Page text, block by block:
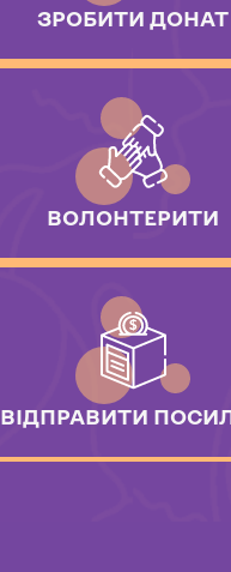
ЗРОБИТИ ДОНАТ
ВОЛОНТЕРИТИ
ВІДПРАВИТИ